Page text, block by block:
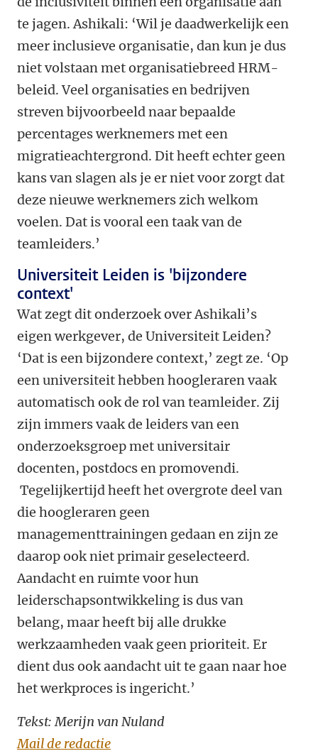
te jagen. Ashikali: ‘Wil je daadwerkelijk een
meer inclusieve organisatie, dan kun je dus
niet volstaan met organisatiebreed HRM-
beleid. Veel organisaties en bedrijven
streven bijvoorbeeld naar bepaalde
percentages werknemers met een
migratieachtergrond. Dit heeft echter geen
kans van slagen als je er niet voor zorgt dat
deze nieuwe werknemers zich welkom
voelen. Dat is vooral een taak van de
teamleiders.’
Universiteit Leiden is 'bijzondere
context'
Wat zegt dit onderzoek over Ashikali’s
eigen werkgever, de Universiteit Leiden?
‘Dat is een bijzondere context,’ zegt ze. ‘Op
een universiteit hebben hoogleraren vaak
automatisch ook de rol van teamleider. Zij
zijn immers vaak de leiders van een
onderzoeksgroep met universitair
docenten, postdocs en promovendi.
Tegelijkertijd heeft het overgrote deel van
die hoogleraren geen
managementtrainingen gedaan en zijn ze
daarop ook niet primair geselecteerd.
Aandacht en ruimte voor hun
leiderschapsontwikkeling is dus van
belang, maar heeft bij alle drukke
werkzaamheden vaak geen prioriteit. Er
dient dus ook aandacht uit te gaan naar hoe
het werkproces is ingericht.’
Tekst: Merijn van Nuland
Mail de redactie